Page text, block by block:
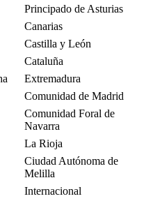
Principado de Asturias
Canarias
Castilla y León
Cataluña
Extremadura
Comunidad de Madrid
Comunidad Foral de
Navarra
La Rioja
Ciudad Autónoma de
Melilla
Internacional